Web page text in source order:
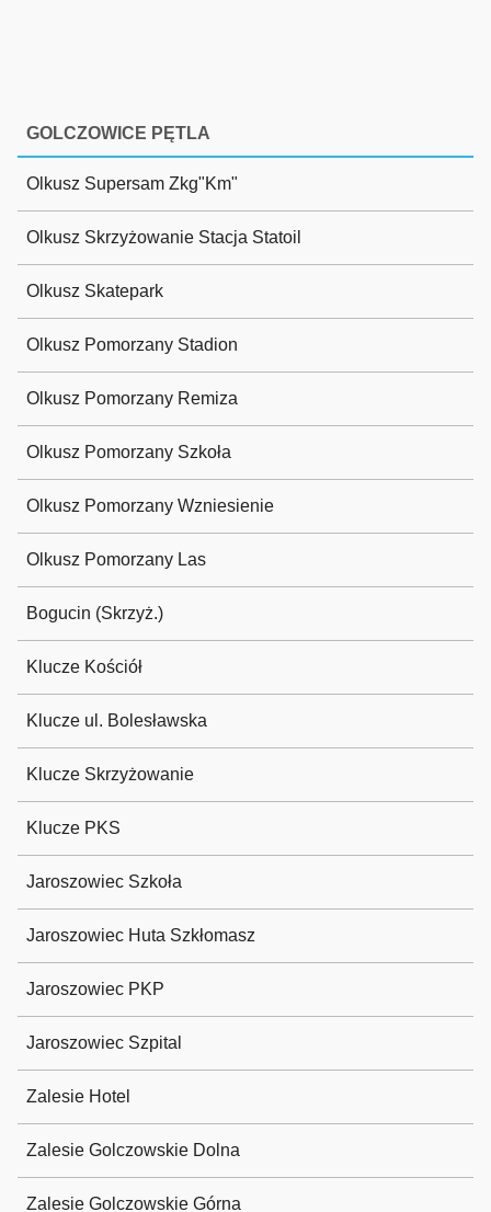
GOLCZOWICE PĘTLA
Olkusz Supersam Zkg"Km"
Olkusz Skrzyżowanie Stacja Statoil
Olkusz Skatepark
Olkusz Pomorzany Stadion
Olkusz Pomorzany Remiza
Olkusz Pomorzany Szkoła
Olkusz Pomorzany Wzniesienie
Olkusz Pomorzany Las
Bogucin (Skrzyż.)
Klucze Kościół
Klucze ul. Bolesławska
Klucze Skrzyżowanie
Klucze PKS
Jaroszowiec Szkoła
Jaroszowiec Huta Szkłomasz
Jaroszowiec PKP
Jaroszowiec Szpital
Zalesie Hotel
Zalesie Golczowskie Dolna
Zalesie Golczowskie Górna